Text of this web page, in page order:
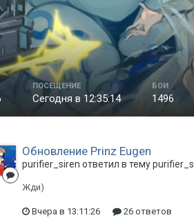
ПОСЕЩЕНИЕ
Сегодня в 12:35:14
БОИ
1496
Обновление Prinz Eugen
purifier_siren ответил в тему
Жди)
Вчера в 13:11:26 26 ответов